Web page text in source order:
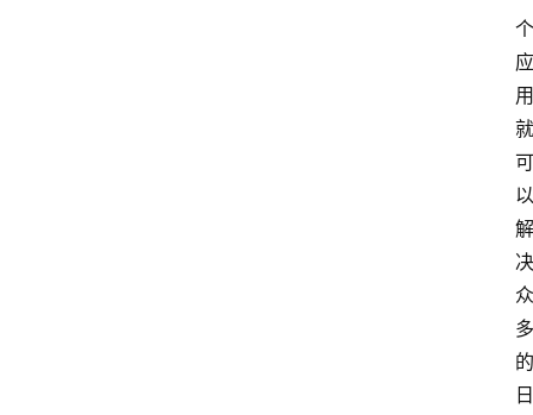
个
应
用
就
可
以
解
决
众
多
的
日